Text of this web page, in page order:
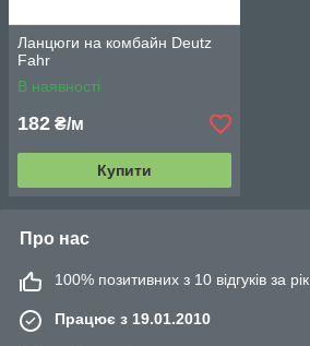
Ланцюги на комбайн Deutz
Fahr
В наявності
182 ₴/м
Купити
Про нас
100% позитивних з 10 відгуків за рік
Працює з 19.01.2010